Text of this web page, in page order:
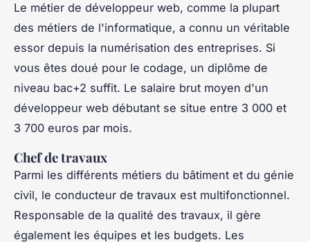
Le métier de développeur web, comme la plupart
des métiers de l'informatique, a connu un véritable
essor depuis la numérisation des entreprises. Si
vous êtes doué pour le codage, un diplôme de
niveau bac+2 suffit. Le salaire brut moyen d'un
développeur web débutant se situe entre 3 000 et
3 700 euros par mois.
Chef de travaux
Parmi les différents métiers du bâtiment et du génie
civil, le conducteur de travaux est multifonctionnel.
Responsable de la qualité des travaux, il gère
également les équipes et les budgets. Les